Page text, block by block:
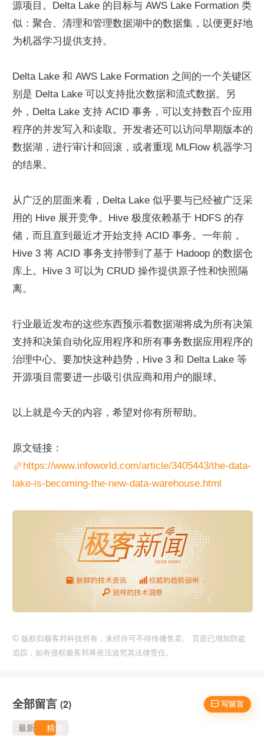
源项目。Delta Lake 的目标与 AWS Lake Formation 类
似：聚合、清理和管理数据湖中的数据集，以便更好地
为机器学习提供支持。
Delta Lake 和 AWS Lake Formation 之间的一个关键区
别是 Delta Lake 可以支持批次数据和流式数据。另
外，Delta Lake 支持 ACID 事务，可以支持数百个应用
程序的并发写入和读取。开发者还可以访问早期版本的
数据湖，进行审计和回滚，或者重现 MLFlow 机器学习
的结果。
从广泛的层面来看，Delta Lake 似乎要与已经被广泛采
用的 Hive 展开竞争。Hive 极度依赖基于 HDFS 的存
储，而且直到最近才开始支持 ACID 事务。一年前，
Hive 3 将 ACID 事务支持带到了基于 Hadoop 的数据仓
库上。Hive 3 可以为 CRUD 操作提供原子性和快照隔
离。
行业最近发布的这些东西预示着数据湖将成为所有决策
支持和决策自动化应用程序和所有事务数据应用程序的
治理中心。要加快这种趋势，Hive 3 和 Delta Lake 等
开源项目需要进一步吸引供应商和用户的眼球。
以上就是今天的内容，希望对你有所帮助。
https://www.infoworld.com/article/3405443/the-data-
lake-is-becoming-the-new-data-warehouse.html
© 版权归极客邦科技所有，未经许可不得传播售卖。 页面已增加防盗
追踪，如有侵权极客邦将依法追究其法律责任。
 写留言
全部留言 (2)
最新 精选